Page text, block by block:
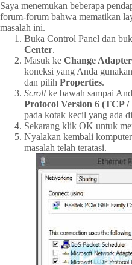
Saya menemukan beberapa
forum-forum bahwa mematikan
masalah ini.
Buka Control Panel dan
Center.
Masuk ke Change
koneksi yang Anda
dan pilih Properties.
Scroll ke bawah sampai
Protocol Version 6 (TCP /
pada kotak kecil yang ada
Sekarang klik OK untuk
Nyalakan kembali
masalah telah teratasi.